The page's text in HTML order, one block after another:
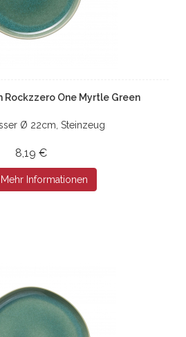
Rockzzero One Myrtle Green
Ø 22cm, Steinzeug
8,19 €
Mehr Informationen